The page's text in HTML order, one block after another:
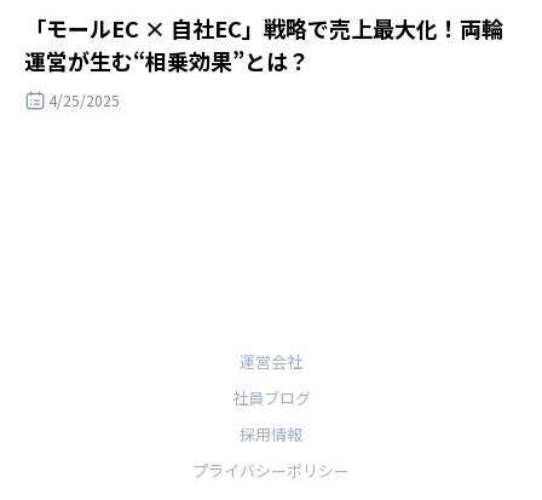
「モールEC × 自社EC」戦略で売上最大化！両輪
運営が生む“相乗効果”とは？
4/25/2025
運営会社
社員ブログ
採用情報
プライバシーポリシー